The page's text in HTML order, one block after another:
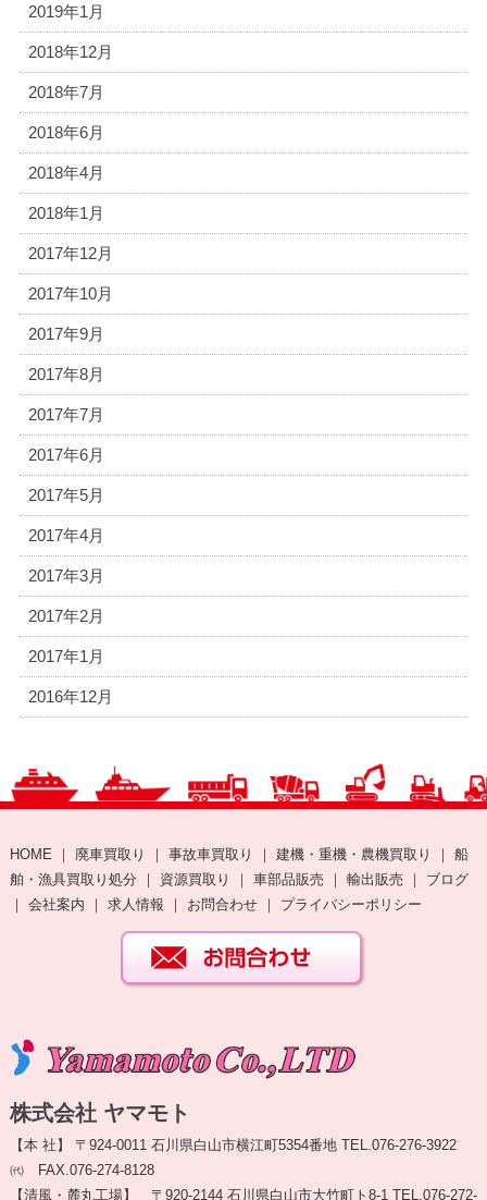
2019年1月
2018年12月
2018年7月
2018年6月
2018年4月
2018年1月
2017年12月
2017年10月
2017年9月
2017年8月
2017年7月
2017年6月
2017年5月
2017年4月
2017年3月
2017年2月
2017年1月
2016年12月
HOME ｜ 廃車買取り ｜ 事故車買取り ｜ 建機・重機・農機買取り ｜ 船
舶・漁具買取り処分 ｜ 資源買取り ｜ 車部品販売 ｜ 輸出販売 ｜ ブログ
｜ 会社案内 ｜ 求人情報 ｜ お問合わせ｜ プライバシーポリシー
株式会社 ヤマモト
【本 社】 〒924-0011 石川県白山市横江町5354番地 TEL.076-276-3922
㈹ FAX.076-274-8128
【清風・麓丸工場】 〒920-2144 石川県白山市大竹町ト8-1 TEL.076-272-